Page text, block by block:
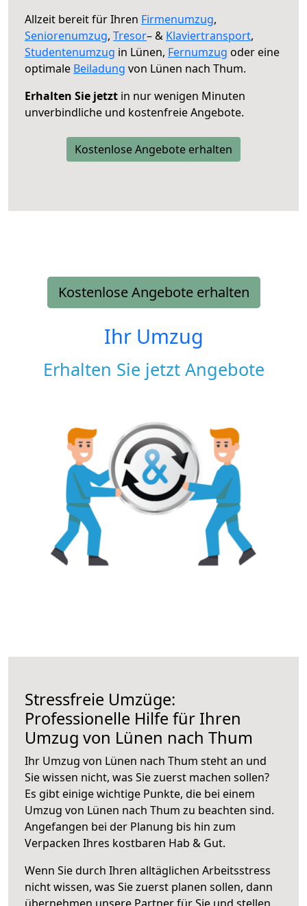
Allzeit bereit für Ihren Firmenumzug,
Seniorenumzug, Tresor– & Klaviertransport,
Studentenumzug in Lünen, Fernumzug oder eine
optimale Beiladung von Lünen nach Thum.
Erhalten Sie jetzt in nur wenigen Minuten
unverbindliche und kostenfreie Angebote.
Kostenlose Angebote erhalten
Kostenlose Angebote erhalten
Ihr Umzug
Erhalten Sie jetzt Angebote
Stressfreie Umzüge:
Professionelle Hilfe für Ihren
Umzug von Lünen nach Thum
Ihr Umzug von Lünen nach Thum steht an und
Sie wissen nicht, was Sie zuerst machen sollen?
Es gibt einige wichtige Punkte, die bei einem
Umzug von Lünen nach Thum zu beachten sind.
Angefangen bei der Planung bis hin zum
Verpacken Ihres kostbaren Hab & Gut.
Wenn Sie durch Ihren alltäglichen Arbeitsstress
nicht wissen, was Sie zuerst planen sollen, dann